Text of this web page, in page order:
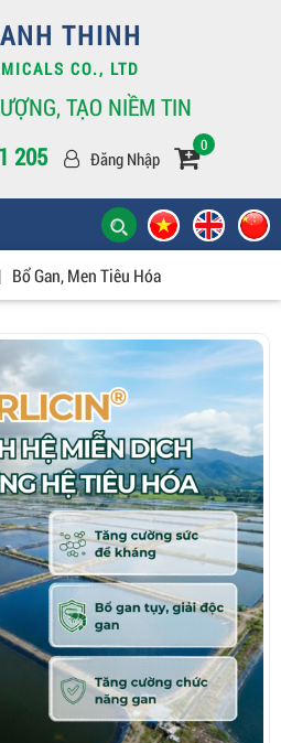
THINH
CO., LTD
TẠO NIỀM TIN
205
Đăng Nhập
0
| Bổ Gan, Men Tiêu Hóa